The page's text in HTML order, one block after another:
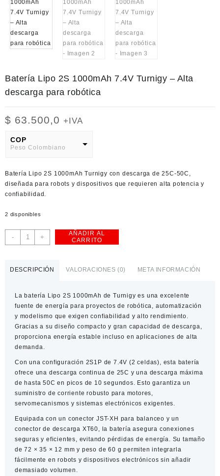
Batería Lipo 2S 1000mAh 7.4V Turnigy – Alta
descarga para robótica
$ 63.500,0 +IVA
COP
Peso Colombiano
American Dollar
Batería Lipo 2S 1000mAh Turnigy con descarga de 25C-50C,
diseñada para robots y dispositivos que requieren alta potencia y
confiabilidad.
2 disponibles
-
Batería
Lipo
1000mAh
–
Alta
descarga
para
robótica
cantidad
+
AÑADIR AL
CARRITO
DESCRIPCIÓN VALORACIONES (0) META INFORMACIÓN
Labatería Lipo 2S 1000mAh de Turnigy es una excelente
fuente de energía para proyectos de robótica, automatización
y modelismo que exigen confiabilidad y alto rendimiento.
Gracias a su diseño compacto y gran capacidad de descarga,
proporciona energía estable incluso en aplicaciones de alta
demanda.
Con una configuración 2S1P de 7.4V (2 celdas), esta batería
ofrece una descarga continua de 25C y una descarga máxima
de hasta 50C en picos de 10 segundos. Esto garantiza un
suministro de corriente robusto para motores,
servomecanismos y sistemas electrónicos exigentes.
Equipada con un conector JST-XH para balanceo y un
conector de descarga XT60, la batería asegura conexiones
seguras y eficientes, evitando pérdidas de energía. Su tamaño
de 72 × 35 × 12 mm y peso de 60 g permiten integrarla
fácilmente en robots y dispositivos electrónicos sin añadir
demasiado volumen.